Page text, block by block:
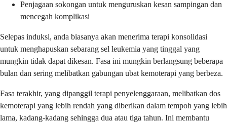
Penjagaan sokongan untuk menguruskan kesan sampingan dan
mencegah komplikasi
Selepas induksi, anda biasanya akan menerima terapi konsolidasi
untuk menghapuskan sebarang sel leukemia yang tinggal yang
mungkin tidak dapat dikesan. Fasa ini mungkin berlangsung beberapa
bulan dan sering melibatkan gabungan ubat kemoterapi yang berbeza.
Fasa terakhir, yang dipanggil terapi penyelenggaraan, melibatkan dos
kemoterapi yang lebih rendah yang diberikan dalam tempoh yang lebih
lama, kadang-kadang sehingga dua atau tiga tahun. Ini membantu